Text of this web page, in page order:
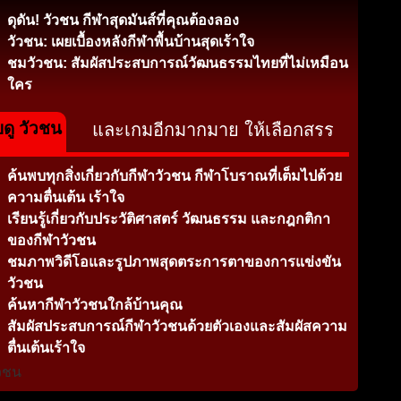
ดุดัน! วัวชน กีฬาสุดมันส์ที่คุณต้องลอง
วัวชน: เผยเบื้องหลังกีฬาพื้นบ้านสุดเร้าใจ
ชมวัวชน: สัมผัสประสบการณ์วัฒนธรรมไทยที่ไม่เหมือน
ใคร
และเกมอีกมากมาย ให้เลือกสรร
ค้นพบทุกสิ่งเกี่ยวกับกีฬาวัวชน กีฬาโบราณที่เต็มไปด้วย
ความตื่นเต้น เร้าใจ
เรียนรู้เกี่ยวกับประวัติศาสตร์ วัฒนธรรม และกฎกติกา
ของกีฬาวัวชน
ชมภาพวิดีโอและรูปภาพสุดตระการตาของการแข่งขัน
วัวชน
ค้นหากีฬาวัวชนใกล้บ้านคุณ
สัมผัสประสบการณ์กีฬาวัวชนด้วยตัวเองและสัมผัสความ
ตื่นเต้นเร้าใจ
ดู วัวชน